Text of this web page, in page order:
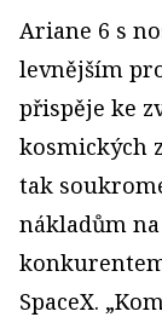
Ariane 6 s
levnějším
přispěje ke
kosmických
tak
nákladům
SpaceX.